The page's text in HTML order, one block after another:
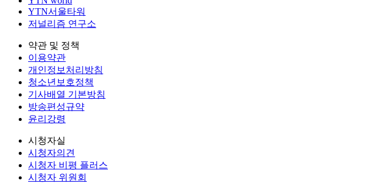
YTN서울타워
저널리즘 연구소
약관 및 정책
이용약관
개인정보처리방침
청소년보호정책
기사배열 기본방침
방송편성규약
윤리강령
시청자실
시청자의견
시청자 비평 플러스
시청자 위원회